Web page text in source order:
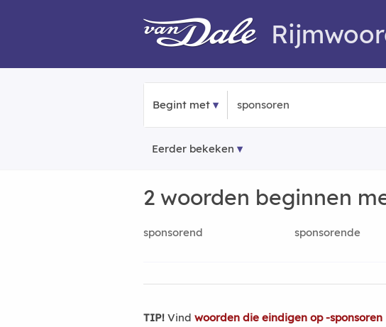
Begint met
Eerder bekeken
2 woorden beginnen
sponsorend sponsorende
TIP! Vind woorden die eindigen op -sponsoren